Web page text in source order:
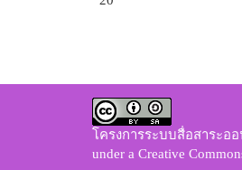
โครงการระบบสื่อสาระอ
under a Creative